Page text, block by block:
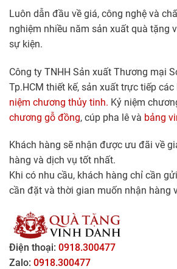
Luôn dẫn đầu về giá, công nghệ và
nghiệm nhiều năm sản xuất quà tặng
sự kiện.
Công ty TNHH Sản xuất Thương mại
Tp.HCM thiết kế, sản xuất trực tiếp
niệm chương thủy tinh. Kỷ niệm
chương gỗ đồng, cúp pha lê và bảng
Khách hàng sẽ nhận được ưu đãi về
hàng và dịch vụ tốt nhất.
Khi có nhu cầu, khách hàng chỉ cần
cần đặt và thời gian muốn nhận hàng
Điện thoại: 0918.300477
Zalo: 0918.300477